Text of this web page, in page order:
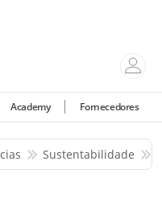
Academy Fornecedores
Sustentabilidade